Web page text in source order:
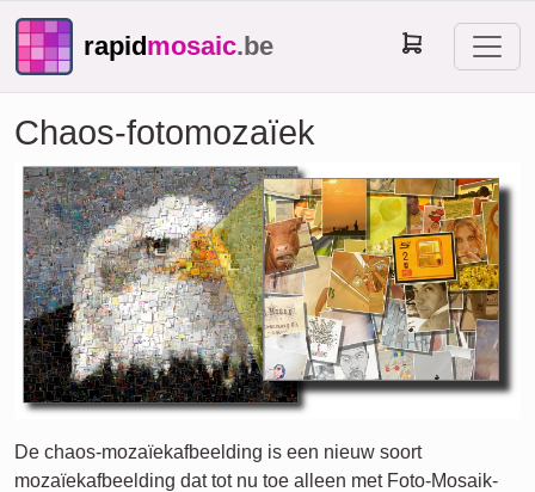
rapidmosaic.be
Chaos-fotomozaïek
De chaos-mozaïekafbeelding is een nieuw soort
mozaïekafbeelding dat tot nu toe alleen met Foto-Mosaik-